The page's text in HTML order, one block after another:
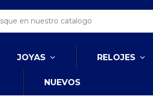
JOYAS RELOJES
NUEVOS